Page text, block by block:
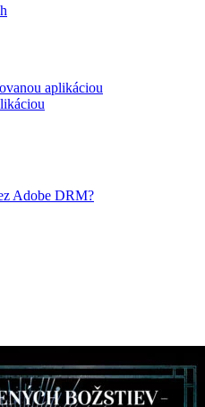
aplikáciou
Adobe DRM?